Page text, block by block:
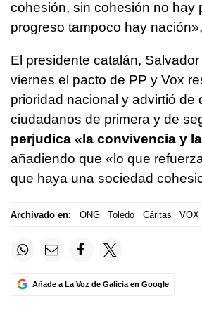
cohesión, sin cohesión no hay
progreso tampoco hay
El presidente catalán,
viernes el pacto de PP y Vox
prioridad nacional y advirtió de
ciudadanos de primera y de
perjudica «la convivencia y
añadiendo que «lo que
que haya una sociedad
Archivado en: ONG Toledo Cáritas VOX
Añade a La Voz de Galicia en Google